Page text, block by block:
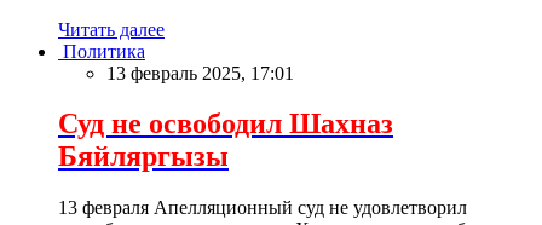
Читать далее
Политика
13 февраль 2025, 17:01
Суд не освободил Шахназ
Бяйляргызы
13 февраля Апелляционный суд не удовлетворил